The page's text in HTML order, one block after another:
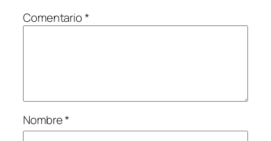
Comentario*
Nombre*